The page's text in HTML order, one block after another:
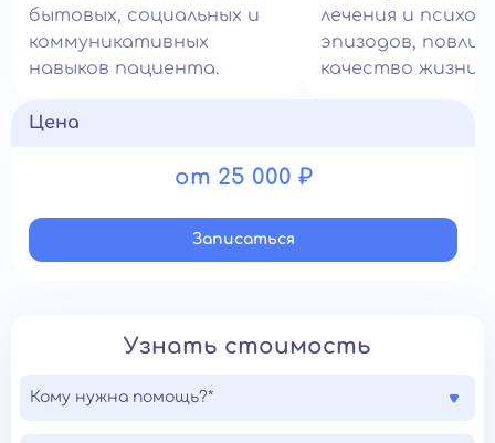
бытовых, социальных и
коммуникативных
навыков пациента.
лечения и
эпизодов,
качество жизни.
Цена
от 25 000 ₽
Записатьcя
Узнать стоимость
Кому нужна помощь?*